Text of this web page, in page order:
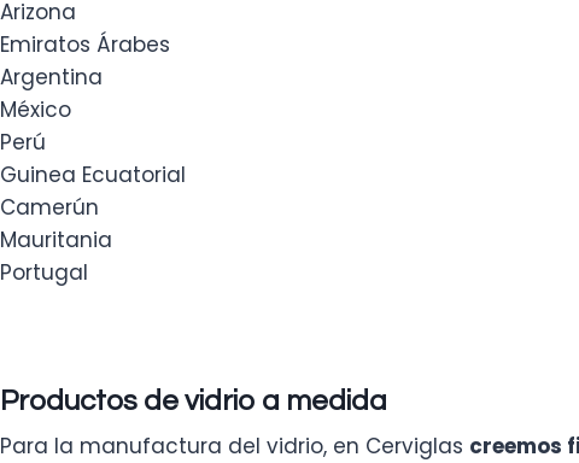
Arizona
Emiratos Árabes
Argentina
México
Perú
Guinea Ecuatorial
Camerún
Mauritania
Portugal
Productos de vidrio a medida
Para la manufactura del vidrio, en Cerviglas creemos